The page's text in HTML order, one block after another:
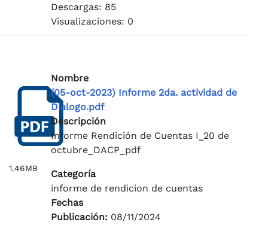
Descargas: 85
Visualizaciones: 0
1.46MB
Nombre
(05-oct-2023) Informe 2da. actividad de
Dialogo.pdf
Descripción
Informe Rendición de Cuentas I_20 de
octubre_DACP_pdf
Categoría
informe de rendicion de cuentas
Fechas
Publicación: 08/11/2024